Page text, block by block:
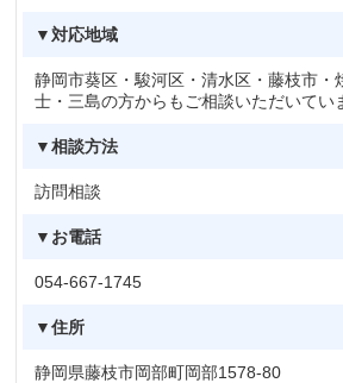
▼対応地域
静岡市葵区・駿河区・清水区・藤枝市・
士・三島の方からもご相談いただいてい
▼相談方法
訪問相談
▼お電話
054-667-1745
▼住所
静岡県藤枝市岡部町岡部1578-80